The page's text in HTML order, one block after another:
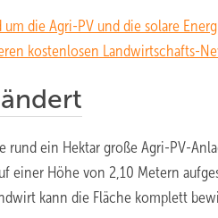
die Agri-PV und die solare
kostenlosen Landwirtschafts-
rund ein Hektar große Agri-PV-
einer Höhe von 2,10 Metern
kann die Fläche komplett